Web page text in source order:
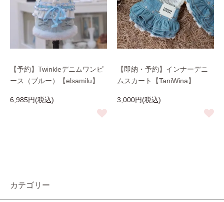
【予約】Twinkleデニムワンピ
ース（ブルー）【elsamilu】
6,985円(税込)
【即納・予約】インナーデニ
ムスカート【TaniWina】
3,000円(税込)
カテゴリー